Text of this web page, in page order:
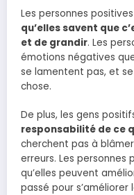
Les personnes positives
qu’elles savent que
et de grandir. Les
émotions négatives
se lamentent pas, et
chose.
De plus, les gens
responsabilité de ce
cherchent pas à
erreurs. Les personnes
qu’elles peuvent
passé pour s’améliorer